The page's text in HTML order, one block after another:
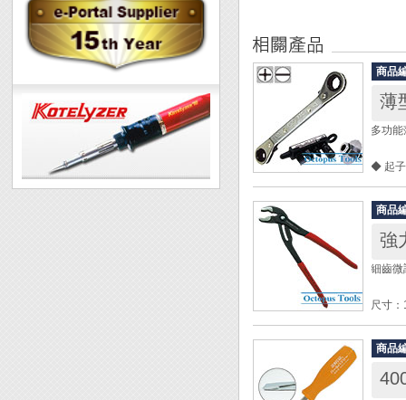
商品
薄
多功
◆ 起子
◆ 裝
◆ 超薄
全長
內容物
◎ 1/4"
◎ 1/
◎ 起
商品
強
細齒
尺寸
材質
◆ 前端
◆ 細
商品